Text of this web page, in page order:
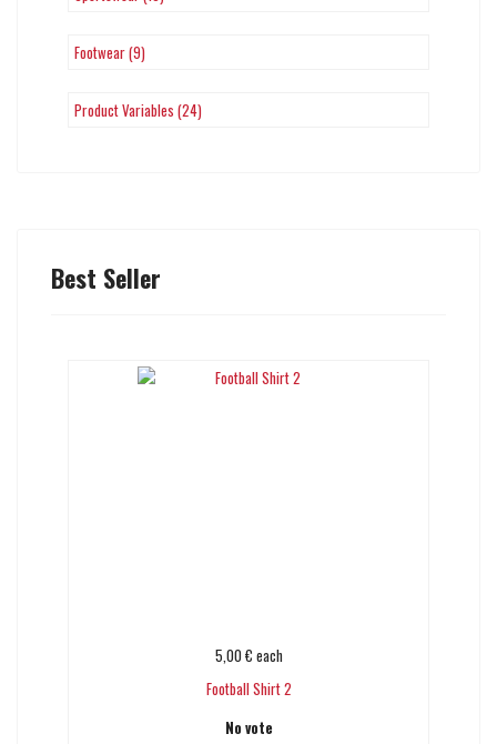
Footwear (9)
Product Variables (24)
Best Seller
5,00 € each
Football Shirt 2
No vote